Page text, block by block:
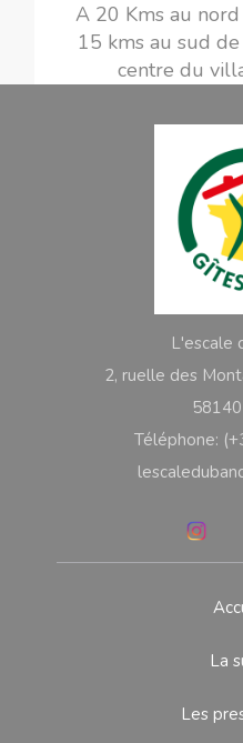
A 20 Kms au
15 kms au sud
centre du
L'escale
2, ruelle des
Téléphone:
La
Les